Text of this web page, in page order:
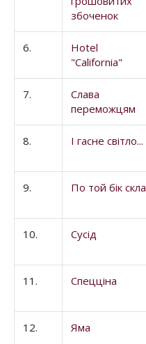
збоченок
6.
Hotel
"California"
7.
Слава
переможцям
8. І гасне світло...
9. По той бік скла
10. Сусід
11. Спецціна
12. Яма